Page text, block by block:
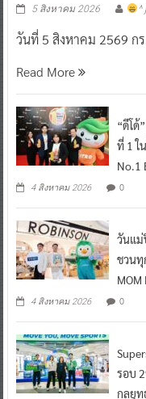
5 สิงหาคม 2026 ^
วันที่ 5 สิงหาคม 2569 กร
Read More
“ดีโด้
ที่ 1 ใ
No.1
4 สิงหาคม 2026 0
วันแม่
ชวนทุ
MOM
4 สิงหาคม 2026 0
รอบ
กลยุท